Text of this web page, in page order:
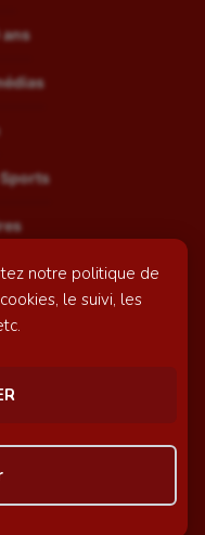
notre politique de
le suivi, les
ans
Sports
réalisé par